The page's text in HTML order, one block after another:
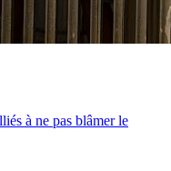
à ne pas blâmer le